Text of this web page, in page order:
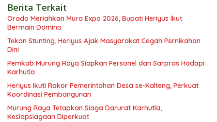
Berita Terkait
Orado Meriahkan Mura Expo 2026, Bupati Heriyus Ikut
Bermain Domino
Tekan Stunting, Heriyus Ajak Masyarakat Cegah Pernikahan
Dini
Pemkab Murung Raya Siapkan Personel dan Sarpras Hadapi
Karhutla
Heriyus Ikuti Rakor Pemerintahan Desa se-Kalteng, Perkuat
Koordinasi Pembangunan
Murung Raya Tetapkan Siaga Darurat Karhutla,
Kesiapsiagaan Diperkuat